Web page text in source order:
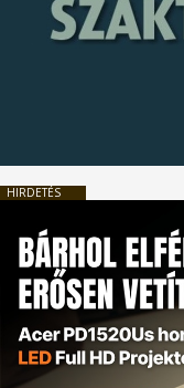
HIRDETÉS